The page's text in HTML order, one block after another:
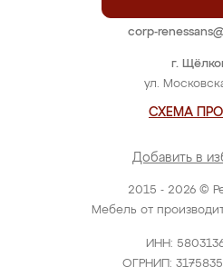
2015 - 2026 ©
Мебель от
ИНН:
ОГРНИП:
г.
ул.
СХЕМА
Добавить в
corp-